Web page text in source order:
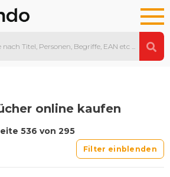
online kaufen
536 von 295
Filter einblenden